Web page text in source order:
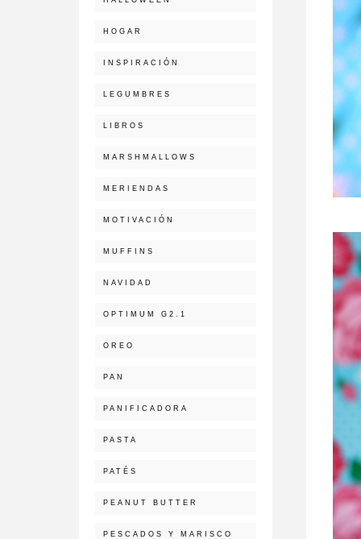
HOGAR
INSPIRACIÓN
LEGUMBRES
LIBROS
MARSHMALLOWS
MERIENDAS
MOTIVACIÓN
MUFFINS
NAVIDAD
OPTIMUM G2.1
OREO
PAN
PANIFICADORA
PASTA
PATÉS
PEANUT BUTTER
PESCADOS Y MARISCO